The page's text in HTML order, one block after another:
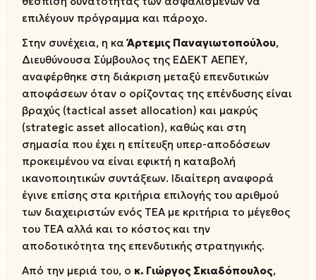
επιλέγουν πρόγραμμα και πάροχο.
Στην συνέχεια, η καΆρτεμις Παναγιωτοπούλου,
Διευθύνουσα Σύμβουλος της ΕΔΕΚΤ ΑΕΠΕΥ,
αναφέρθηκε στη διάκριση μεταξύ επενδυτικών
αποφάσεων όταν ο ορίζοντας της επένδυσης είναι
βραχύς (tactical asset allocation) και μακρύς
(strategic asset allocation), καθώς και στη
σημασία που έχει η επίτευξη υπερ-αποδόσεων
προκειμένου να είναι εφικτή η καταβολή
ικανοποιητικών συντάξεων. Ιδιαίτερη αναφορά
έγινε επίσης στα κριτήρια επιλογής του αριθμού
των διαχειριστών ενός ΤΕΑ με κριτήρια το μέγεθος
του ΤΕΑ αλλά και το κόστος και την
αποδοτικότητα της επενδυτικής στρατηγικής.
Από την μεριά του, ο κ. Γιώργος Σκιαδόπουλος,